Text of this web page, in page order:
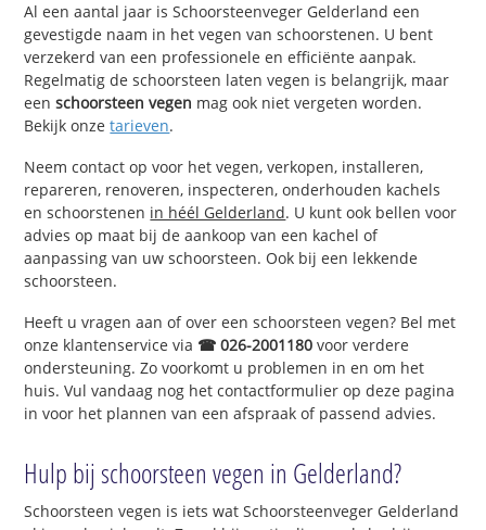
Al een aantal jaar is Schoorsteenveger Gelderland een
gevestigde naam in het vegen van schoorstenen. U bent
verzekerd van een professionele en efficiënte aanpak.
Regelmatig de schoorsteen laten vegen is belangrijk, maar
eenschoorsteen vegen mag ook niet vergeten worden.
Bekijk onzetarieven.
Neem contact op voor het vegen, verkopen, installeren,
repareren, renoveren, inspecteren, onderhouden kachels
en schoorstenen in héél Gelderland. U kunt ook bellen voor
advies op maat bij de aankoop van een kachel of
aanpassing van uw schoorsteen. Ook bij een lekkende
schoorsteen.
Heeft u vragen aan of over een schoorsteen vegen? Bel met
onze klantenservice via ☎ 026-2001180 voor verdere
ondersteuning. Zo voorkomt u problemen in en om het
huis. Vul vandaag nog het contactformulier op deze pagina
in voor het plannen van een afspraak of passend advies.
Hulp bij schoorsteen vegen in Gelderland?
Schoorsteen vegen is iets wat Schoorsteenveger Gelderland